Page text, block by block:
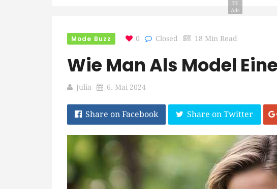
TT
Ads
Mode Buzz 0 Closed 18 Min Read
Wie Man Als Model
Julia 6. Mai 2024
Share on Facebook Share on Twitter